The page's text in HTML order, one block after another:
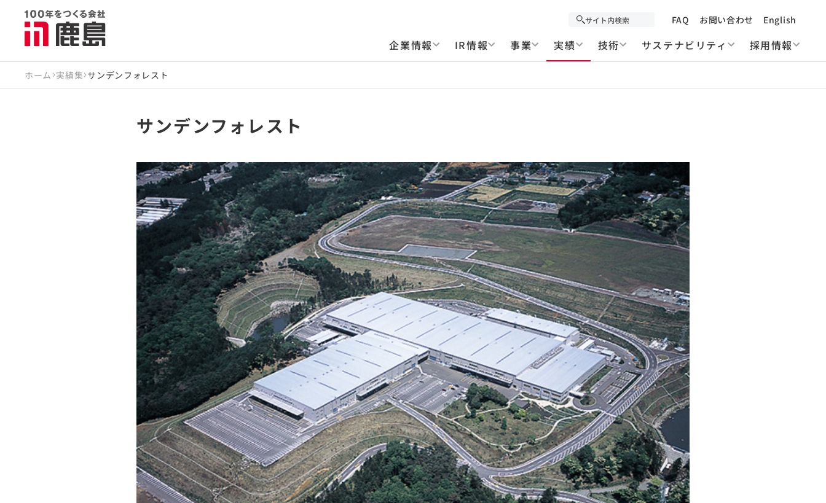
FAQ お問い合わせ English
企業情報 IR情報 事業 実績 技術 サステナビリティ 採用情報
ホーム 実績集 サンデンフォレスト
サンデンフォレスト